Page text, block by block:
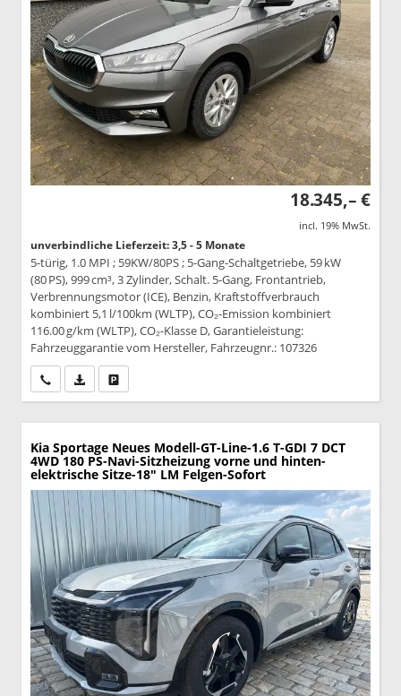
18.345,– €
incl. 19% MwSt.
unverbindliche Lieferzeit: 3,5 - 5 Monate
5-türig, 1.0 MPI ; 59KW/80PS ; 5-Gang-Schaltgetriebe, 59 kW
(80 PS), 999 cm³, 3 Zylinder, Schalt. 5-Gang, Frontantrieb,
Verbrennungsmotor (ICE), Benzin, Kraftstoffverbrauch
kombiniert 5,1 l/100km (WLTP), CO₂-Emission kombiniert
116.00 g/km (WLTP), CO₂-Klasse D, Garantieleistung:
Fahrzeuggarantie vom Hersteller, Fahrzeugnr.: 107326
Wir rufen Sie anPDF-Datei, Fahrzeugexposé drucken
Kia Sportage Neues Modell-GT-Line-1.6 T-GDI 7 DCT
4WD 180 PS-Navi-Sitzheizung vorne und hinten-
elektrische Sitze-18" LM Felgen-Sofort